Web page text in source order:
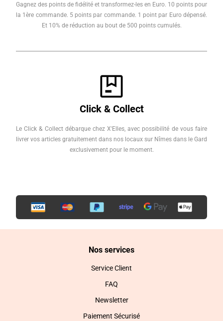
Gagnez des points de fidélité et transformez-les en Euro. 10 points pour
la 1ère commande. 5 points par commande. 1 point par Euro dépensé.
Et 10% de réduction au bout de 500 points cumulés.
Click & Collect
Le Click & Collect débarque chez X'Elles, avec possibilité de vous faire
livrer vos articles gratuitement dans nos locaux sur Nîmes dans le Gard
exclusivement pour le moment.
Nos services
Service Client
FAQ
Newsletter
Paiement Sécurisé